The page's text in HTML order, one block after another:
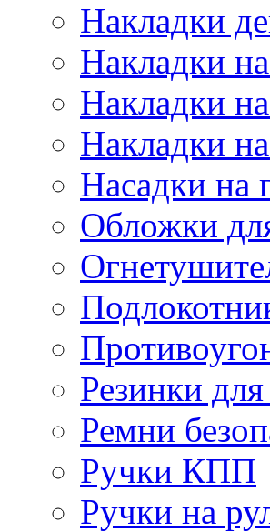
Накладки
Накладки
Накладки
Накладки
Насадки на
Обложки
Резинки
Ремни
Ручки КПП
Ручки на